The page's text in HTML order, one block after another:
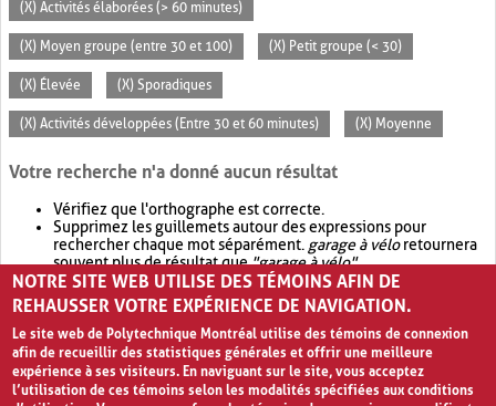
(X) Activités élaborées (> 60 minutes)
(X) Moyen groupe (entre 30 et 100) (X) Petit groupe (< 30)
(X) Élevée (X) Sporadiques
(X) Activités développées (Entre 30 et 60 minutes) (X) Moyenne
Votre recherche n'a donné aucun résultat
Vérifiez que l'orthographe est correcte.
Supprimez les guillemets autour des expressions pour
rechercher chaque mot séparément. garage à véloretournera
souvent plus de résultat que"garage à vélo".
Envisagez d'élargir votre recherche avec OR.garage OR vélo
retournera souvent plus de résultat quegarage à vélo
NOTRE SITE WEB UTILISE DES TÉMOINS AFIN DE
REHAUSSER VOTRE EXPÉRIENCE DE NAVIGATION.
Le site web de Polytechnique Montréal utilise des témoins de connexion
afin de recueillir des statistiques générales et offrir une meilleure
expérience à ses visiteurs. En naviguant sur le site, vous acceptez
l’utilisation de ces témoins selon les modalités spécifiées aux conditions